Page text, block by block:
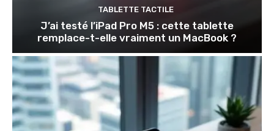
TABLETTE TACTILE
J’ai testé l’iPad Pro M5 : cette tablette
remplace-t-elle vraiment un MacBook ?